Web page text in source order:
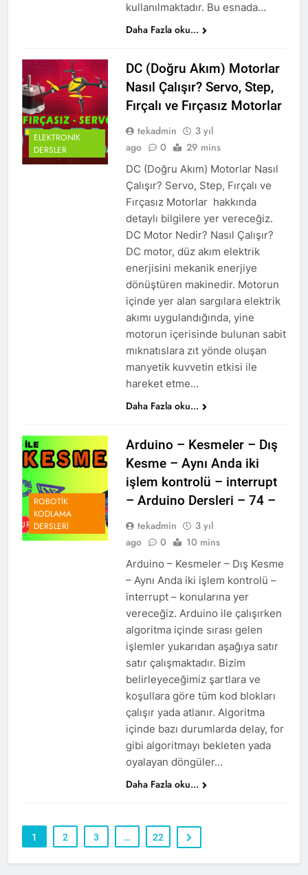
kullanılmaktadır. Bu esnada…
Daha Fazla oku...
ELEKTRONIK
DERSLER
DC (Doğru Akım) Motorlar
Nasıl Çalışır? Servo, Step,
Fırçalı ve Fırçasız Motorlar
tekadmin
3 yıl
ago
0 29 mins
DC (Doğru Akım) Motorlar Nasıl
Çalışır? Servo, Step, Fırçalı ve
Fırçasız Motorlar hakkında
detaylı bilgilere yer vereceğiz.
DC Motor Nedir? Nasıl Çalışır?
DC motor, düz akım elektrik
enerjisini mekanik enerjiye
dönüştüren makinedir. Motorun
içinde yer alan sargılara elektrik
akımı uygulandığında, yine
motorun içerisinde bulunan sabit
mıknatıslara zıt yönde oluşan
manyetik kuvvetin etkisi ile
hareket etme…
Daha Fazla oku...
ROBOTIK
KODLAMA
DERSLERI
Arduino – Kesmeler – Dış
Kesme – Aynı Anda iki
işlem kontrolü – interrupt
– Arduino Dersleri – 74 –
tekadmin
3 yıl
ago
0 10 mins
Arduino – Kesmeler – Dış Kesme
– Aynı Anda iki işlem kontrolü –
interrupt – konularına yer
vereceğiz. Arduino ile çalışırken
algoritma içinde sırası gelen
işlemler yukarıdan aşağıya satır
satır çalışmaktadır. Bizim
belirleyeceğimiz şartlara ve
koşullara göre tüm kod blokları
çalışır yada atlanır. Algoritma
içinde bazı durumlarda delay, for
gibi algoritmayı bekleten yada
oyalayan döngüler…
Daha Fazla oku...
1 2 3 … 22